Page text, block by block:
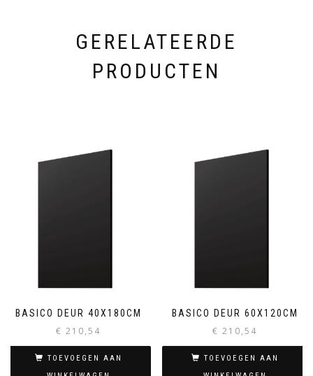
GERELATEERDE
PRODUCTEN
BASICO DEUR 40X180CM
€ 210,54
TOEVOEGEN AAN
BASICO DEUR 60X120CM
€ 210,54
TOEVOEGEN AAN